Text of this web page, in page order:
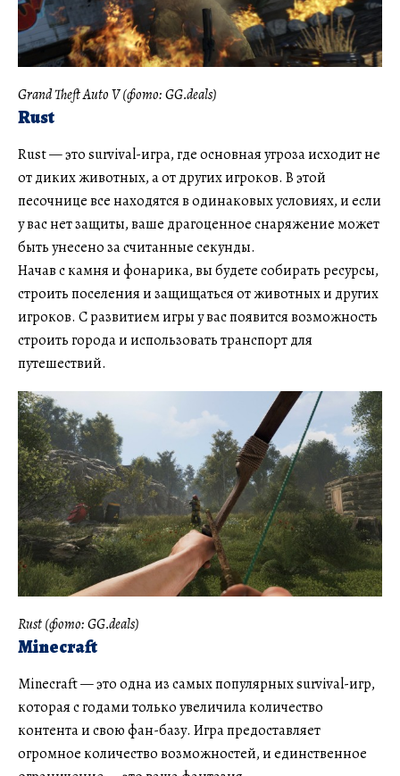
Grand Theft Auto V (фото: GG.deals)
Rust
Rust — это survival-игра, где основная угроза исходит не
от диких животных, а от других игроков. В этой
песочнице все находятся в одинаковых условиях, и если
у вас нет защиты, ваше драгоценное снаряжение может
быть унесено за считанные секунды.
Начав с камня и фонарика, вы будете собирать ресурсы,
строить поселения и защищаться от животных и других
игроков. С развитием игры у вас появится возможность
строить города и использовать транспорт для
путешествий.
Rust (фото: GG.deals)
Minecraft
Minecraft — это одна из самых популярных survival-игр,
которая с годами только увеличила количество
контента и свою фан-базу. Игра предоставляет
огромное количество возможностей, и единственное